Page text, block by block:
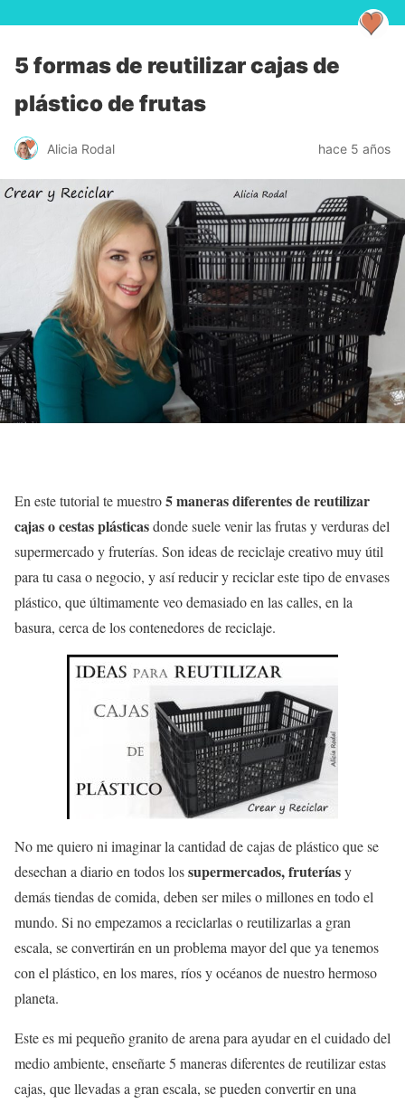
5 formas de reutilizar cajas de
plástico de frutas
Alicia Rodal hace 5 años
En este tutorial te muestro5 maneras diferentes de reutilizar
cajas o cestas plásticasdonde suele venir las frutas y verduras del
supermercado y fruterías. Son ideas de reciclaje creativo muy útil
para tu casa o negocio, y así reducir y reciclar este tipo de envases
plástico, que últimamente veo demasiado en las calles, en la
basura, cerca de los contenedores de reciclaje.
No me quiero ni imaginar la cantidad de cajas de plástico que se
desechan a diario en todos lossupermercados, fruteríasy
demás tiendas de comida, deben ser miles o millones en todo el
mundo. Si no empezamos a reciclarlas o reutilizarlas a gran
escala, se convertirán en un problema mayor del que ya tenemos
con el plástico, en los mares, ríos y océanos de nuestro hermoso
planeta.
Este es mi pequeño granito de arena para ayudar en el cuidado del
medio ambiente, enseñarte 5 maneras diferentes de reutilizar estas
cajas, que llevadas a gran escala, se pueden convertir en una